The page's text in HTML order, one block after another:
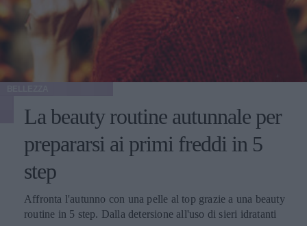
qualunque tipo di intervento estetico.
La beauty routine autunnale per
prepararsi ai primi freddi in 5
step
Affronta l'autunno con una pelle al top grazie a una beauty
routine in 5 step. Dalla detersione all'uso di sieri idratanti